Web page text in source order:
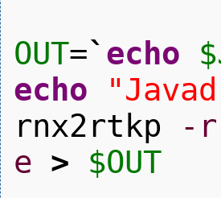
OUT=` echo
echo
rnx2rtkp
-r
e > $OUT